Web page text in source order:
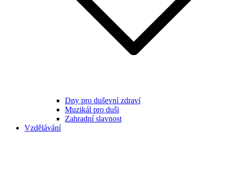
Dny pro duševní zdraví
Muzikál pro duši
Zahradní slavnost
Vzdělávání